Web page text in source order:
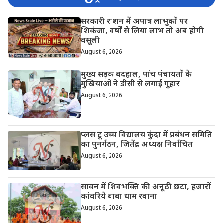
सरकारी राशन में अपात्र लाभुकों पर
शिकंजा, वर्षों से लिया लाभ तो अब होगी
वसूली
August 6, 2026
मुख्य सड़क बदहाल, पांच पंचायतों के
मुखियाओं ने डीसी से लगाई गुहार
August 6, 2026
प्लस टू उच्च विद्यालय कुंदा में प्रबंधन समिति
का पुनर्गठन, जितेंद्र अध्यक्ष निर्वाचित
August 6, 2026
सावन में शिवभक्ति की अनूठी छटा, हजारों
कांवरिये बाबा धाम रवाना
August 6, 2026